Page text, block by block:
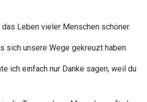
Leben vieler Menschen schöner.
sich unsere Wege gekreuzt haben.
ich einfach nur Danke sagen, weil du